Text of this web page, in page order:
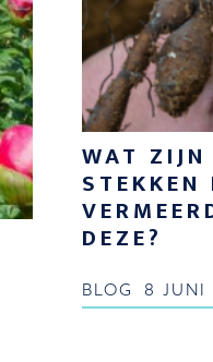
WAT ZIJN
STEKKEN
DEZE?
BLOG 8 JUNI